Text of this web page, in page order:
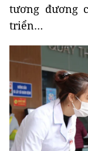
tương đương
triển…